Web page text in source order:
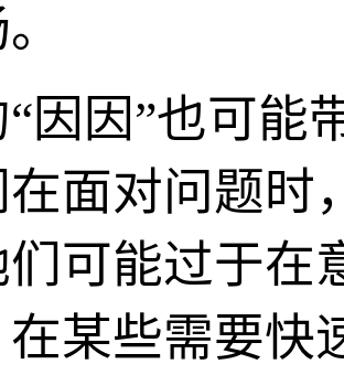
因因”也可能
面对问题时
们可能过于在
某些需要快